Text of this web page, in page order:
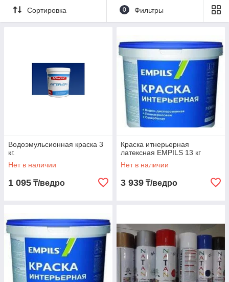
Сортировка 0 Фильтры
Водоэмульсионная краска 3
кг.
Нет в наличии
1 095 ₸/ведро
Краска итнерьерная
латексная EMPILS 13 кг
Нет в наличии
3 939 ₸/ведро